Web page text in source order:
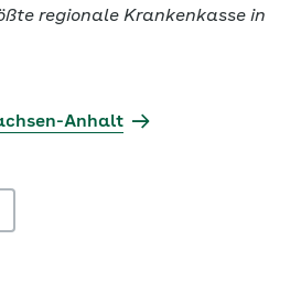
regionale Krankenkasse in
Anhalt